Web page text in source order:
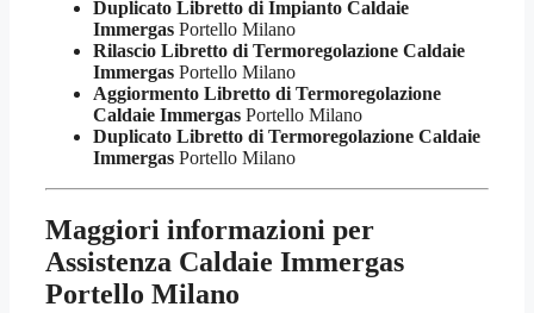
Duplicato Libretto di Impianto Caldaie
Immergas Portello Milano
Rilascio Libretto di Termoregolazione Caldaie
Immergas Portello Milano
Aggiormento Libretto di Termoregolazione
Caldaie Immergas Portello Milano
Duplicato Libretto di Termoregolazione Caldaie
Immergas Portello Milano
Maggiori informazioni per
Assistenza Caldaie Immergas
Portello Milano